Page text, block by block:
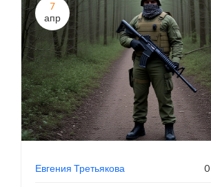
7
апр
Евгения Третьякова